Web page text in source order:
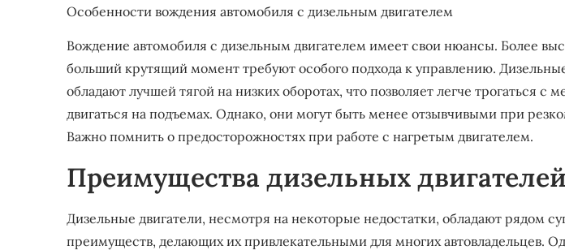
Особенности вождения автомобиля с дизельным двигателем
Вождение автомобиля с дизельным двигателем имеет свои нюансы. Более
больший крутящий момент требуют особого подхода к управлению.
обладают лучшей тягой на низких оборотах, что позволяет легче трогаться с
двигаться на подъемах. Однако, они могут быть менее отзывчивыми при
Важно помнить о предосторожностях при работе с нагретым двигателем.
Преимущества дизельных двигателей
Дизельные двигатели, несмотря на некоторые недостатки, обладают рядом
преимуществ, делающих их привлекательными для многих автовладельцев.